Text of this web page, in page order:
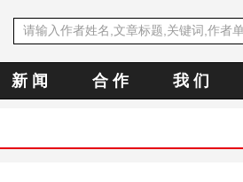
新 闻 合 作 我 们